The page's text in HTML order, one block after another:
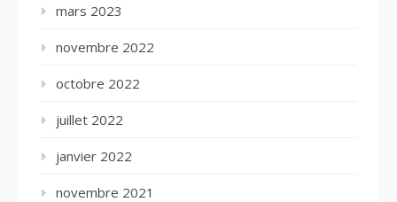
mars 2023
novembre 2022
octobre 2022
juillet 2022
janvier 2022
novembre 2021